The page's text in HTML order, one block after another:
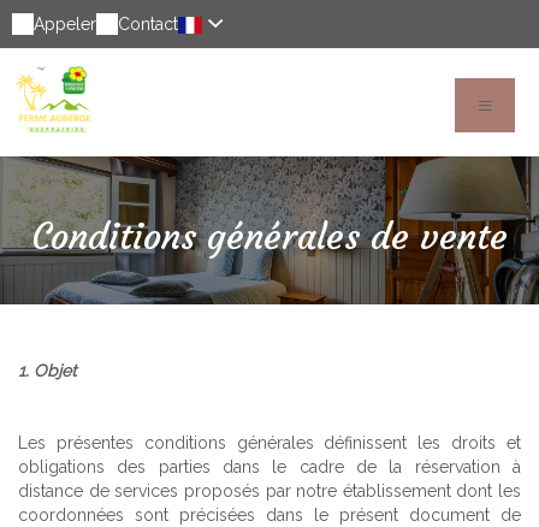
Appeler Contact
Conditions générales de vente
1. Objet
Les présentes conditions générales définissent les droits et
obligations des parties dans le cadre de la réservation à
distance de services proposés par notre établissement dont les
coordonnées sont précisées dans le présent document de